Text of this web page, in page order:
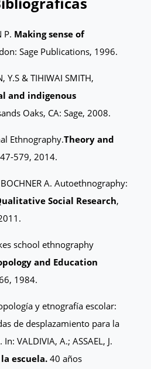
P. Making sense of
Sage Publications, 1996.
Y.S & TIHIWAI SMITH,
and indigenous
Oaks, CA: Sage, 2008.
Ethnography.Theory and
579, 2014.
BOCHNER A. Autoethnography:
Social Research,
school ethnography
and Education
1984.
y etnografía escolar:
de desplazamiento para la
VALDIVIA, A.; ASSAEL, J.
escuela. 40 años